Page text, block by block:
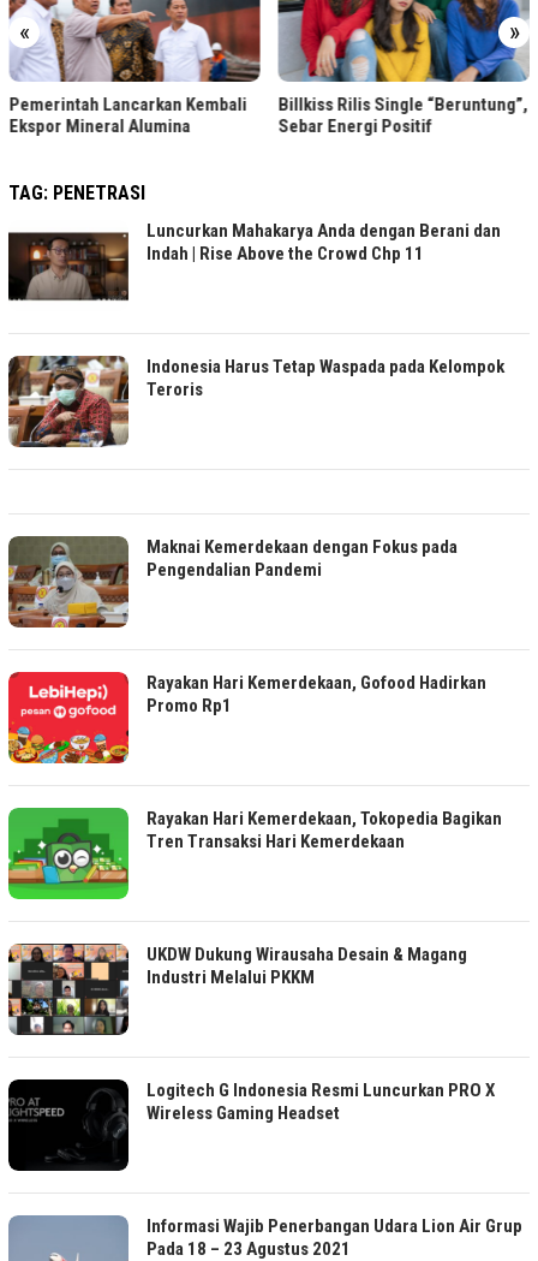
« »
Kembali
Billkiss Rilis Single “Beruntung”,
Sebar Energi Positif
Tips Kelola
Sabbatical
TAG: PENETRASI
Luncurkan Mahakarya Anda dengan Berani dan
Indah | Rise Above the Crowd Chp 11
Indonesia Harus Tetap Waspada pada Kelompok
Teroris
Maknai Kemerdekaan dengan Fokus pada
Pengendalian Pandemi
Rayakan Hari Kemerdekaan, Gofood Hadirkan
Promo Rp1
Rayakan Hari Kemerdekaan, Tokopedia Bagikan
Tren Transaksi Hari Kemerdekaan
UKDW Dukung Wirausaha Desain & Magang
Industri Melalui PKKM
Logitech G Indonesia Resmi Luncurkan PRO X
Wireless Gaming Headset
Informasi Wajib Penerbangan Udara Lion Air Grup
Pada 18 – 23 Agustus 2021